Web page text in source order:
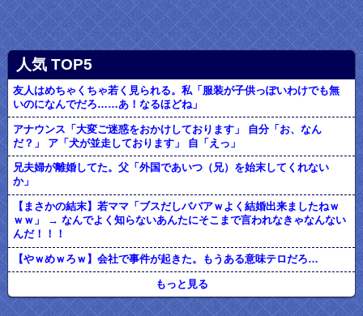
人気 TOP5
友人はめちゃくちゃ若く見られる。私「服装が子供っぽいわけでも無
いのになんでだろ……あ！なるほどね」
アナウンス「大変ご迷惑をおかけしております」 自分「お、なん
だ？」 ア「犬が並走しております」 自「えっ」
兄夫婦が離婚してた。父「外国であいつ（兄）を始末してくれない
か」
【まさかの結末】若ママ「ブスだしババアｗよく結婚出来ましたねｗ
ｗｗ」 → なんでよく知らないあんたにそこまで言われなきゃなんない
んだ！！！
【やｗめｗろｗ】会社で事件が起きた。もうある意味テロだろ…
もっと見る